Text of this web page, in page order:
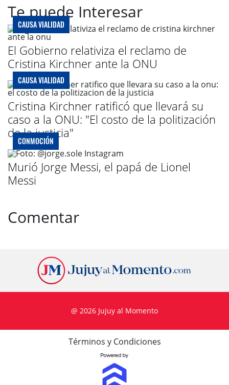
Te puede Interesar
CAUSA VIALIDAD
El Gobierno relativiza el reclamo de
Cristina Kirchner ante la ONU
CAUSA VIALIDAD
Cristina Kirchner ratificó que llevará su
caso a la ONU: "El costo de la politización
de la justicia"
CONMOCIÓN
Murió Jorge Messi, el papá de Lionel
Messi
Comentar
@ 2026 Jujuy al Momento
Términos y Condiciones